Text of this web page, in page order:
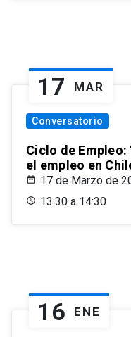
17 MAR
Conversatorio
Ciclo de
el empleo en
17 de Marzo de
13:30 a 14:30
16 ENE